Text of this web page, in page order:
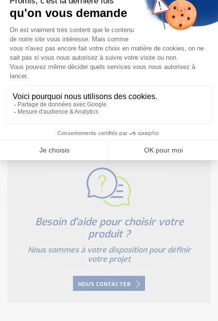
Fiche Technique Lecteur de codes-barres
SICK CLV62x.pdf
Besoin d'informations complémentaires ?
NOUS CONTACTER
Besoin d'aide pour choisir votre
produit ?
Nous sommes à votre disposition pour définir
votre projet
NOUS CONTACTER